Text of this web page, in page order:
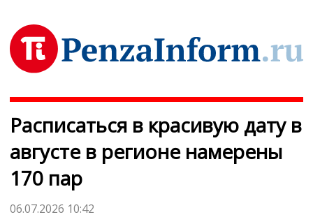
Расписаться в красивую дату в
августе в регионе намерены
170 пар
06.07.2026 10:42